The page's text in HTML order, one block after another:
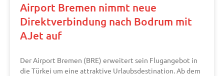
Airport Bremen nimmt neue
Direktverbindung nach Bodrum mit
AJet auf
Der Airport Bremen (BRE) erweitert sein Flugangebot in
die Türkei um eine attraktive Urlaubsdestination. Ab dem